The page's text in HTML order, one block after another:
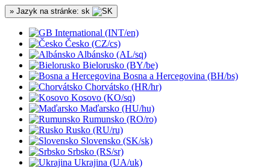
» Jazyk na stránke: sk
International (INT/en)
Česko (CZ/cs)
Albánsko (AL/sq)
Bielorusko (BY/be)
Bosna a Hercegovina (BH/bs)
Chorvátsko (HR/hr)
Kosovo (KO/sq)
Maďarsko (HU/hu)
Rumunsko (RO/ro)
Rusko (RU/ru)
Slovensko (SK/sk)
Srbsko (RS/sr)
Ukrajina (UA/uk)